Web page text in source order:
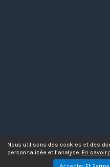
Nous utilisons des cookies et des
personnalisée et l’analyse. En savoir